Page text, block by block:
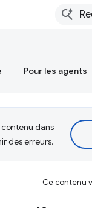
Pour les agents
dans
des erreurs.
Ce contenu